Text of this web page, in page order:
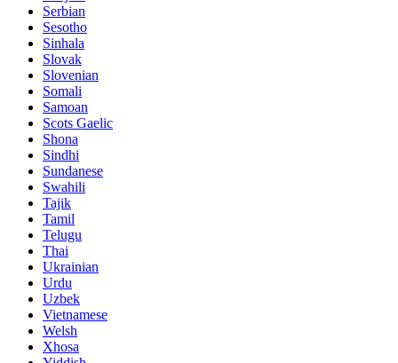
Serbian
Sesotho
Sinhala
Slovak
Slovenian
Somali
Samoan
Scots Gaelic
Shona
Sindhi
Sundanese
Swahili
Tajik
Tamil
Telugu
Thai
Ukrainian
Urdu
Uzbek
Vietnamese
Welsh
Xhosa